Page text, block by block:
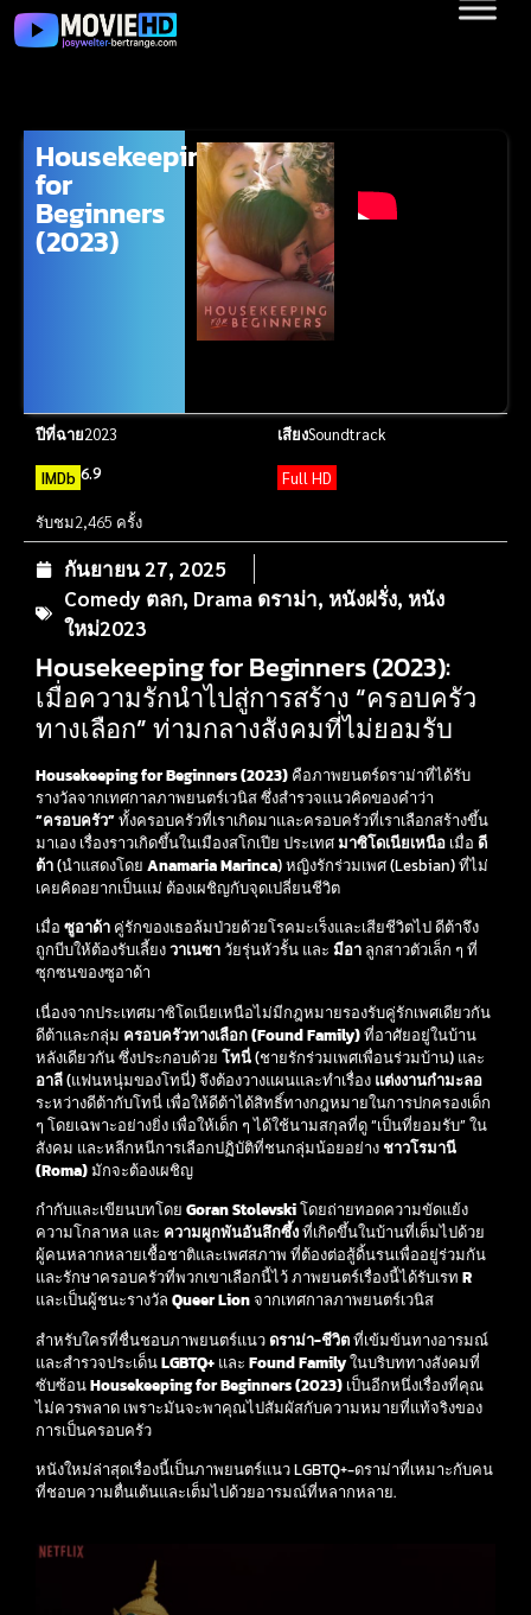
Housekeeping
for
Beginners
(2023)
ปีที่ฉาย2023 เสียงSoundtrack
IMDb 6.9 Full HD
รับชม2,465 ครั้ง
กันยายน 27, 2025
Comedy ตลก, Drama ดราม่า, หนังฝรั่ง, หนัง
ใหม่2023
Housekeeping for Beginners (2023):
เมื่อความรักนำไปสู่การสร้าง “ครอบครัว
ทางเลือก” ท่ามกลางสังคมที่ไม่ยอมรับ
Housekeeping for Beginners (2023) คือภาพยนตร์ดราม่าที่ได้รับ
รางวัลจากเทศกาลภาพยนตร์เวนิส ซึ่งสำรวจแนวคิดของคำว่า
“ครอบครัว”ทั้งครอบครัวที่เราเกิดมาและครอบครัวที่เราเลือกสร้างขึ้น
มาเอง เรื่องราวเกิดขึ้นในเมืองสโกเปีย ประเทศมาซิโดเนียเหนือ เมื่อ ดี
ต้า(นำแสดงโดย Anamaria Marinca) หญิงรักร่วมเพศ (Lesbian) ที่ไม่
เคยคิดอยากเป็นแม่ ต้องเผชิญกับจุดเปลี่ยนชีวิต
เมื่อ ซูอาด้า คู่รักของเธอล้มป่วยด้วยโรคมะเร็งและเสียชีวิตไป ดีต้าจึง
ถูกบีบให้ต้องรับเลี้ยงวาเนซาวัยรุ่นหัวรั้น และ มีอา ลูกสาวตัวเล็ก ๆ ที่
ซุกซนของซูอาด้า
เนื่องจากประเทศมาซิโดเนียเหนือไม่มีกฎหมายรองรับคู่รักเพศเดียวกัน
ดีต้าและกลุ่ม ครอบครัวทางเลือก (Found Family)ที่อาศัยอยู่ในบ้าน
หลังเดียวกัน ซึ่งประกอบด้วย โทนี่(ชายรักร่วมเพศเพื่อนร่วมบ้าน) และ
อาลี(แฟนหนุ่มของโทนี่) จึงต้องวางแผนและทำเรื่อง แต่งงานกำมะลอ
ระหว่างดีต้ากับโทนี่ เพื่อให้ดีต้าได้สิทธิ์ทางกฎหมายในการปกครองเด็ก
ๆ โดยเฉพาะอย่างยิ่ง เพื่อให้เด็ก ๆ ได้ใช้นามสกุลที่ดู “เป็นที่ยอมรับ” ใน
สังคม และหลีกหนีการเลือกปฏิบัติที่ชนกลุ่มน้อยอย่าง ชาวโรมานี
(Roma)มักจะต้องเผชิญ
กำกับและเขียนบทโดย Goran Stolevskiโดยถ่ายทอดความขัดแย้ง
ความโกลาหล และ ความผูกพันอันลึกซึ้งที่เกิดขึ้นในบ้านที่เต็มไปด้วย
ผู้คนหลากหลายเชื้อชาติและเพศสภาพ ที่ต้องต่อสู้ดิ้นรนเพื่ออยู่ร่วมกัน
และรักษาครอบครัวที่พวกเขาเลือกนี้ไว้ ภาพยนตร์เรื่องนี้ได้รับเรท R
และเป็นผู้ชนะรางวัล Queer Lionจากเทศกาลภาพยนตร์เวนิส
สำหรับใครที่ชื่นชอบภาพยนตร์แนว ดราม่า-ชีวิตที่เข้มข้นทางอารมณ์
และสำรวจประเด็นLGBTQ+ และ Found Familyในบริบททางสังคมที่
ซับซ้อนHousekeeping for Beginners (2023) เป็นอีกหนึ่งเรื่องที่คุณ
ไม่ควรพลาด เพราะมันจะพาคุณไปสัมผัสกับความหมายที่แท้จริงของ
การเป็นครอบครัว
หนังใหม่ล่าสุดเรื่องนี้เป็นภาพยนตร์แนว LGBTQ+-ดราม่าที่เหมาะกับคน
ที่ชอบความตื่นเต้นและเต็มไปด้วยอารมณ์ที่หลากหลาย.